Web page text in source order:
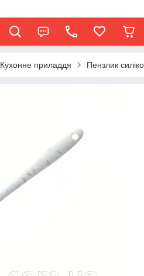
Кухонне приладдя Пензлик